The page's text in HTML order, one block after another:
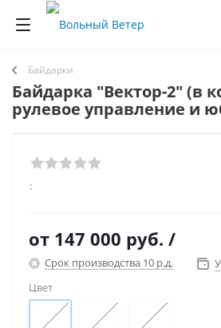
Байдарки
Байдарка "Вектор-2" (в
рулевое управление и
:
от 147 000 руб. /
Срок производства 10 р.д.
Цвет